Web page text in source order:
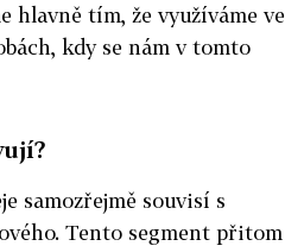
hlavně tím, že využíváme ve
kdy se nám v tomto
samozřejmě souvisí s
Tento segment přitom